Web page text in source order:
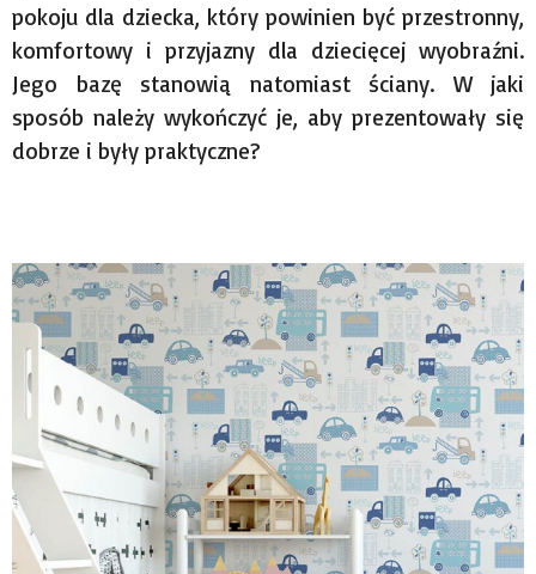
pokoju dla dziecka, który powinien być przestronny,
komfortowy i przyjazny dla dziecięcej wyobraźni.
Jego bazę stanowią natomiast ściany. W jaki
sposób należy wykończyć je, aby prezentowały się
dobrze i były praktyczne?